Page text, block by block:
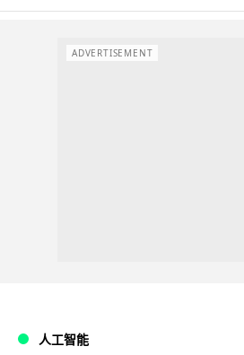
ADVERTISEMENT
人工智能